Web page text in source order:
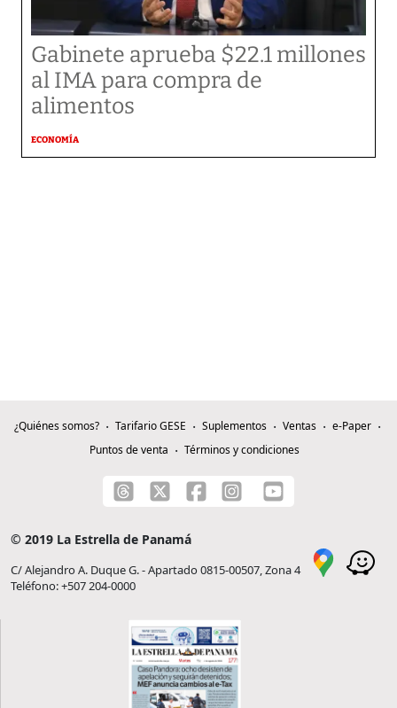
Gabinete aprueba $22.1 millones
al IMA para compra de
alimentos
ECONOMÍA
¿Quiénes somos? Tarifario GESE Suplementos Ventas
e-Paper
Puntos de venta
Términos y condiciones
© 2019 La Estrella de Panamá
C/ Alejandro A. Duque G. - Apartado 0815-00507, Zona 4
Teléfono: +507 204-0000